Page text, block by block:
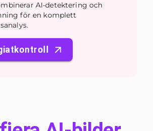
AI-detektering och
för en komplett